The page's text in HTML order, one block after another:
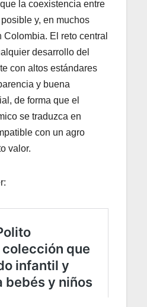
la coexistencia entre
y, en muchos
El reto central
desarrollo del
con altos estándares
y buena
de forma que el
se traduzca en
con un agro
valor.